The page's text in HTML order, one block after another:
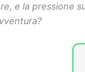
e la pressione